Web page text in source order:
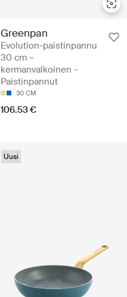
Greenpan
Evolution-paistinpannu
30 cm –
kermanvalkoinen -
Paistinpannut
30 CM
106.53 €
Uusi